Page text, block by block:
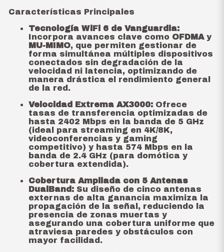
Características Principales
Tecnología WiFi 6 de Vanguardia:
Incorpora avances clave como OFDMAy
MU-MIMO, que permiten gestionar de
forma simultánea múltiples dispositivos
conectados sin degradación de la
velocidad ni latencia, optimizando de
manera drástica el rendimiento general
de la red.
Velocidad Extrema AX3000:Ofrece
tasas de transferencia optimizadas de
hasta 2402 Mbps en la banda de 5 GHz
(ideal para streaming en 4K/8K,
videoconferencias y gaming
competitivo) y hasta 574 Mbps en la
banda de 2.4 GHz (para domótica y
cobertura extendida).
Cobertura Ampliada con 5 Antenas
DualBand:Su diseño de cinco antenas
externas de alta ganancia maximiza la
propagación de la señal, reduciendo la
presencia de zonas muertas y
asegurando una cobertura uniforme que
atraviesa paredes y obstáculos con
mayor facilidad.